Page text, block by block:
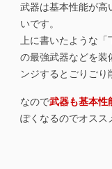
武器は基本性能が高
いです。
上に書いたような
の最強武器などを装
ンジするとごりごり
なので武器も基本性
ぽくなるのでオスス